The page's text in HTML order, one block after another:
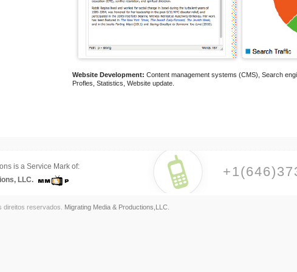
Website Development: Content management systems (CMS), Search
Profles, Statistics, Website update.
is a Service Mark of:
LLC.
direitos reservados. Migrating Media & Productions,LLC.